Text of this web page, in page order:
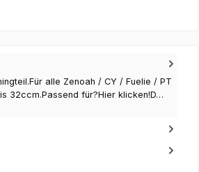
alle Zenoah / CY / Fuelie / PT
32ccm.Passend für?Hier klicken!D…